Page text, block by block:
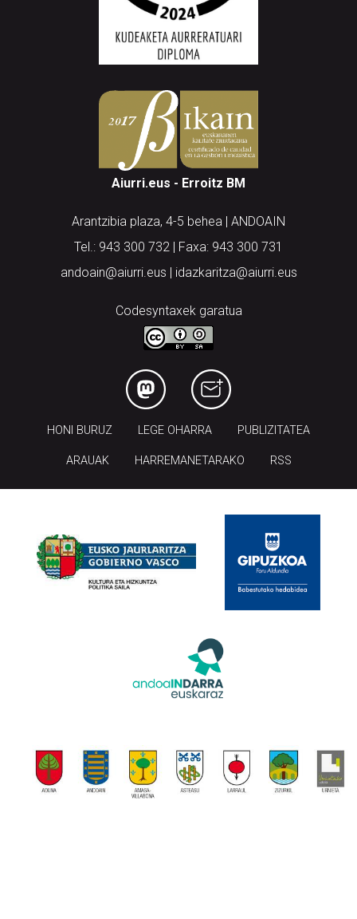
Aiurri.eus - Erroitz BM
Arantzibia plaza, 4-5 behea | ANDOAIN
Tel.: 943 300 732 | Faxa: 943 300 731
andoain@aiurri.eus | idazkaritza@aiurri.eus
Codesyntaxek garatua
HONI BURUZ LEGE OHARRA PUBLIZITATEA
ARAUAK HARREMANETARAKO RSS